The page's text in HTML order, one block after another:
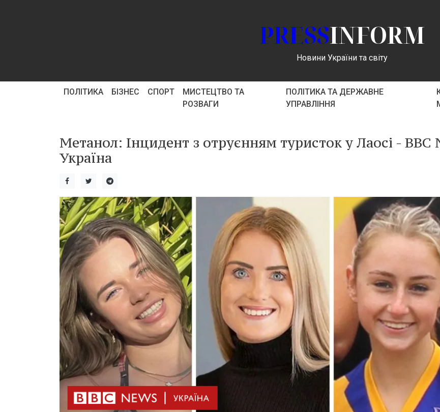
PRESSINFORM
Новини України та світу
ПОЛІТИКА БІЗНЕС СПОРТ
МИСТЕЦТВО ТА
РОЗВАГИ
ПОЛІТИКА ТА ДЕРЖАВНЕ
УПРАВЛІННЯ
Метанол: Інцидент з отруєнням туристок у Лаосі - BBC
Україна